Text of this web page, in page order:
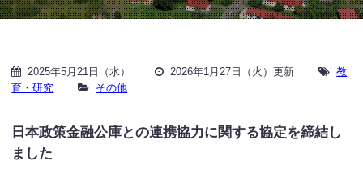
2025年5月21日（水） 2026年1月27日（火）更新
教
育・研究
その他
日本政策金融公庫との連携協力に関する協定を締結し
ました